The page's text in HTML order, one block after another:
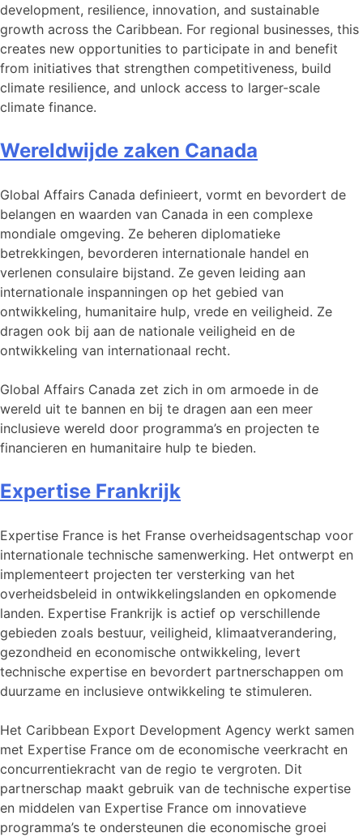
development, resilience, innovation, and sustainable
growth across the Caribbean. For regional businesses, this
creates new opportunities to participate in and benefit
from initiatives that strengthen competitiveness, build
climate resilience, and unlock access to larger-scale
climate finance.
Wereldwijde zaken Canada
Global Affairs Canada definieert, vormt en bevordert de
belangen en waarden van Canada in een complexe
mondiale omgeving. Ze beheren diplomatieke
betrekkingen, bevorderen internationale handel en
verlenen consulaire bijstand. Ze geven leiding aan
internationale inspanningen op het gebied van
ontwikkeling, humanitaire hulp, vrede en veiligheid. Ze
dragen ook bij aan de nationale veiligheid en de
ontwikkeling van internationaal recht.
Global Affairs Canada zet zich in om armoede in de
wereld uit te bannen en bij te dragen aan een meer
inclusieve wereld door programma’s en projecten te
financieren en humanitaire hulp te bieden.
Expertise Frankrijk
Expertise France is het Franse overheidsagentschap voor
internationale technische samenwerking. Het ontwerpt en
implementeert projecten ter versterking van het
overheidsbeleid in ontwikkelingslanden en opkomende
landen. Expertise Frankrijk is actief op verschillende
gebieden zoals bestuur, veiligheid, klimaatverandering,
gezondheid en economische ontwikkeling, levert
technische expertise en bevordert partnerschappen om
duurzame en inclusieve ontwikkeling te stimuleren.
Het Caribbean Export Development Agency werkt samen
met Expertise France om de economische veerkracht en
concurrentiekracht van de regio te vergroten. Dit
partnerschap maakt gebruik van de technische expertise
en middelen van Expertise France om innovatieve
programma’s te ondersteunen die economische groei